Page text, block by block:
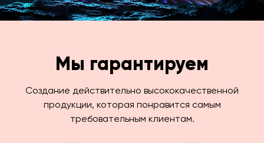
Мы гарантируем
Создание действительно высококачественной
продукции, которая понравится самым
требовательным клиентам.